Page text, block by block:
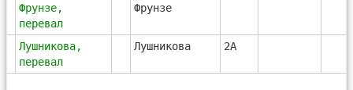
Фрунзе,
перевал
Фрунзе
Лушникова,
перевал
Лушникова 2А